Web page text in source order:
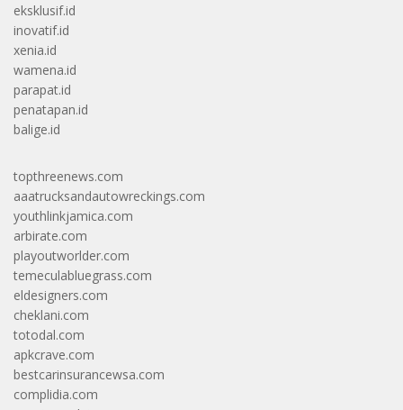
eksklusif.id
inovatif.id
xenia.id
wamena.id
parapat.id
penatapan.id
balige.id
topthreenews.com
aaatrucksandautowreckings.com
youthlinkjamica.com
arbirate.com
playoutworlder.com
temeculabluegrass.com
eldesigners.com
cheklani.com
totodal.com
apkcrave.com
bestcarinsurancewsa.com
complidia.com